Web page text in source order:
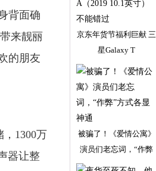
背面确
来靓丽
的朋友
，1300万
器让整
京东年货节福利巨献 三
星Galaxy T
被骗了！《爱情公寓》
演员们老忘词，“作弊